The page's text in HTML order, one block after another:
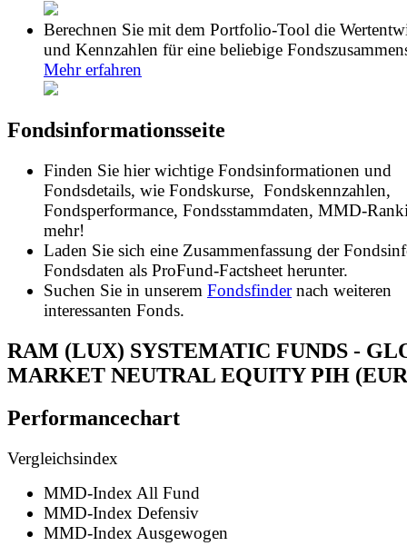
Berechnen Sie mit dem Portfolio-Tool die
und Kennzahlen für eine beliebige
Mehr erfahren
Fondsinformationsseite
Finden Sie hier wichtige Fondsinformationen und
Fondsdetails, wie Fondskurse, Fondskennzahlen,
Fondsperformance, Fondsstammdaten, MMD-
mehr!
Laden Sie sich eine Zusammenfassung der
Fondsdaten als ProFund-Factsheet herunter.
Suchen Sie in unserem Fondsfindernach weiteren
interessanten Fonds.
RAM (LUX) SYSTEMATIC FUNDS -
MARKET NEUTRAL EQUITY PIH
Performancechart
Vergleichsindex
MMD-Index All Fund
MMD-Index Defensiv
MMD-Index Ausgewogen